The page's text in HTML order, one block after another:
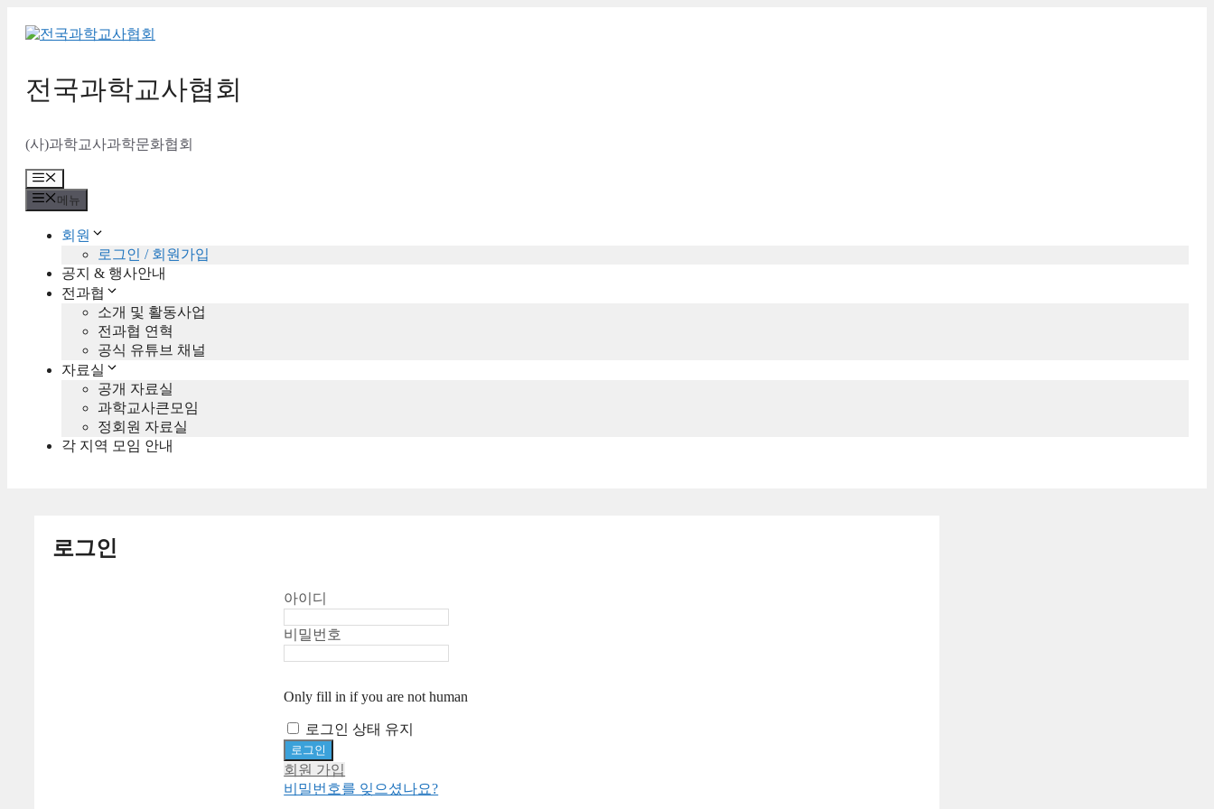
전국과학교사협회
(사)과학교사과학문화협회
메
뉴
메뉴
회원
로그인 / 회원가입
공지 & 행사안내
전과협
소개 및 활동사업
전과협 연혁
공식 유튜브 채널
자료실
공개 자료실
과학교사큰모임
정회원 자료실
각 지역 모임 안내
로그인
아이디
비밀번호
Only fill in if you are not human
로그인 상태 유지
회원 가입
비밀번호를 잊으셨나요?